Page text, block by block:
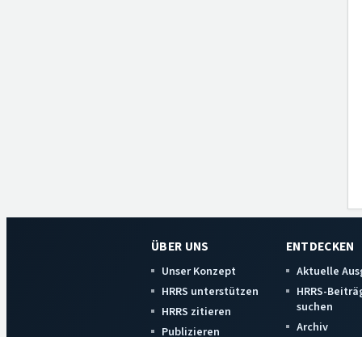
ÜBER UNS
Unser Konzept
HRRS unterstützen
HRRS zitieren
Publizieren
ENTDECKEN
Aktuelle
HRRS-
suchen
Archiv